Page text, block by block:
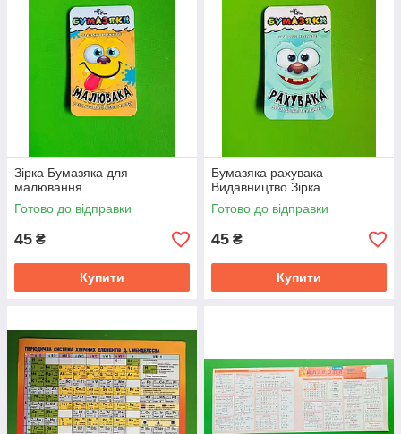
Зірка Бумазяка для
малювання
Готово до відправки
45 ₴
Купити
Бумазяка рахувака
Видавництво Зірка
Готово до відправки
45 ₴
Купити